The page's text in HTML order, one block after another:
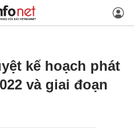
kế hoạch phát
và giai đoạn